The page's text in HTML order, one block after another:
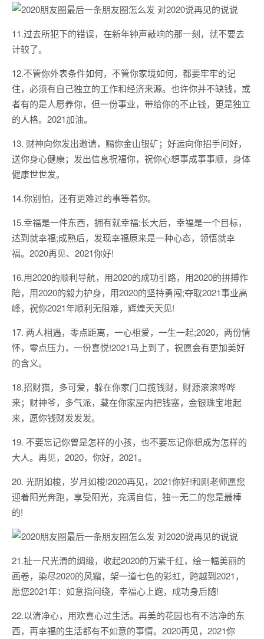
11.过去所犯下的错误，在新年钟声敲响的那一刻，就不要去
计较了。
12.不管你外表条件如何，不管你家境如何，都要牢牢的记
住，必须有自己独立的工作和经济来源。也许你并不缺钱，或
者有的是人愿养你，但一份事业，带给你的不止钱，更是独立
的人格。2021加油。
13. 财神向你发出邀请，赐你金山银矿；好运向你招手问好，
送你身心健康；发出信息祝福你，祝你心想事成事事顺，身体
健康世世发。
14.你别怕，还有更难过的事等着你。
15.幸福是一件东西，拥有就幸福;长大后，幸福是一个目标，
达到就幸福;成熟后，发现幸福原来是一种心态，领悟就幸
福。2020再见、2021你好!
16.用2020的顺利导航，用2020的成功引路，用2020的拼搏作
陪，用2020的毅力护身，用2020的坚持勇闯;夺取2021事业高
峰，祝你2021年顺利无阻难，辉煌天天见!
17. 两人相遇，零点距离，一心相爱，一生一起;2020，两份情
怀，零点压力，一份喜悦!2021马上到了，祝愿会有更加美好
的含义。
18.招财猫，多可爱，躲在你家门口揽钱财，财源滚滚哗哗
来；财神爷，多气派，藏在你家屋内把钱塞，金银珠宝堆起
来，愿你钱财发发发。
19. 不要忘记你曾是怎样的小孩，也不要忘记你想成为怎样的
大人。再见，2020，你好，2021。
20. 光阴如梭，岁月如梭!2020再见，2021你好!和刚老师愿您
迎着阳光奔跑，享受阳光，充满自信，独一无二的您是最棒
的!
21.扯一尺光滑的绸缎，收起2020的万紫千红，绘一幅美丽的
画卷，染尽2020的风霜，架一道七色的彩虹，跨越到2021，
愿您2021年：如意指间绕，幸福心上跑，成功身后随!
22.以清净心，用欢喜心过生活。再美的花园也有不洁净的东
西，再幸福的生活都有不如意的事情。2020再见，2021你